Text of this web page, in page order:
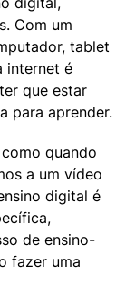
Com um
tablet
internet é
que estar
para aprender.
quando
a um vídeo
digital é
de ensino-
fazer uma